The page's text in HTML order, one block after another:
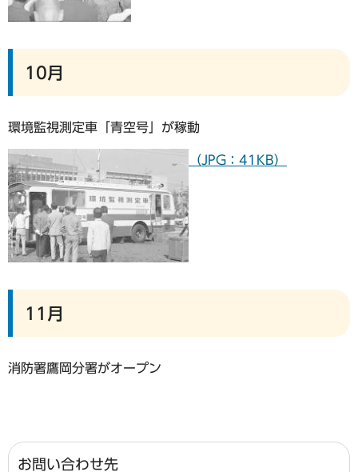
10月
環境監視測定車「青空号」が稼動
（JPG：41KB）
11月
消防署鷹岡分署がオープン
お問い合わせ先